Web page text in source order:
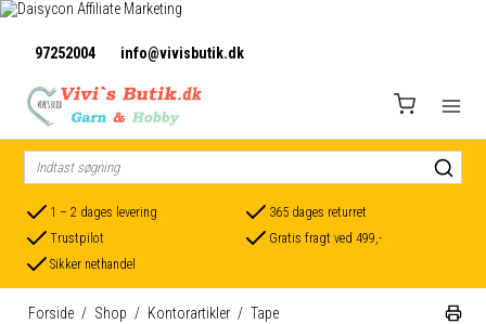
97252004 info@vivisbutik.dk
1 – 2 dages levering
365 dages returret
Trustpilot
Gratis fragt ved 499,-
Sikker nethandel
Forside / Shop / Kontorartikler / Tape